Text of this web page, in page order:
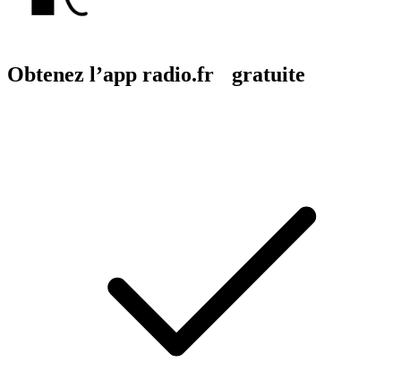
Obtenez l’app radio.fr gratuite